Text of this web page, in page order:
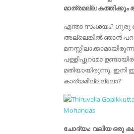
മാത്രമല്ല
എന്താ സംശയം? ഗുരു
അല്ലെങ്കിൽ ഞാൻ
പള്ളിപ്പുറമോ
മതിയായിരുന്നു. ഇനി
കാര്യമില്ലല്ലോ?
ചോദ്യം: വലിയ ഒരു